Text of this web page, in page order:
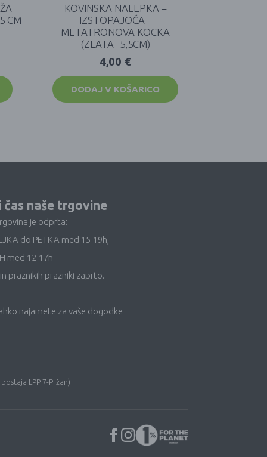
CM
KOVINSKA NALEPKA –
IZSTOPAJOČA –
METATRONOVA KOCKA
(ZLATA- 5,5CM)
4,00 €
DODAJ V KOŠARICO
čas naše trgovine
je odprta:
do PETKA med 15-19h,
med 12-17h
praznikih prazniki zaprto.
najamete za vaše dogodke
LPP 7-Pržan)